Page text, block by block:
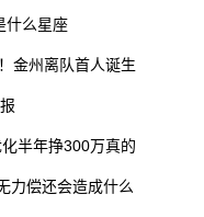
什么星座
金州离队首人诞生
半年挣300万真的
力偿还会造成什么